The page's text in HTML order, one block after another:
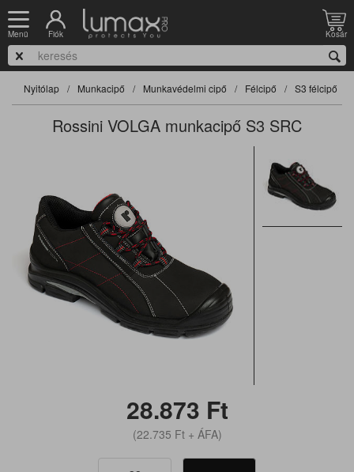
Menü Fiók Kosár
Nyitólap Munkacipő Munkavédelmi cipő Félcipő S3 félcipő
Rossini VOLGA munkacipő S3 SRC
28.873 Ft
(22.735 Ft+ ÁFA)